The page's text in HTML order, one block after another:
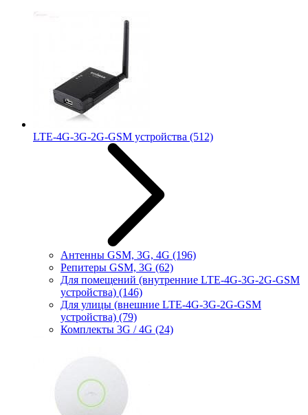
LTE-4G-3G-2G-GSM устройства (512)
Антенны GSM, 3G, 4G (196)
Репитеры GSM, 3G (62)
Для помещений (внутренние LTE-4G-3G-2G-GSM
устройства) (146)
Для улицы (внешние LTE-4G-3G-2G-GSM
устройства) (79)
Комплекты 3G / 4G (24)